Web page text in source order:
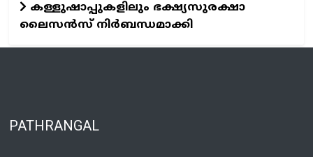
കള്ളുഷാപ്പുകളിലും ഭക്ഷ്യസുരക്ഷാ
ലൈസൻസ് നിർബന്ധമാക്കി
PATHRANGAL